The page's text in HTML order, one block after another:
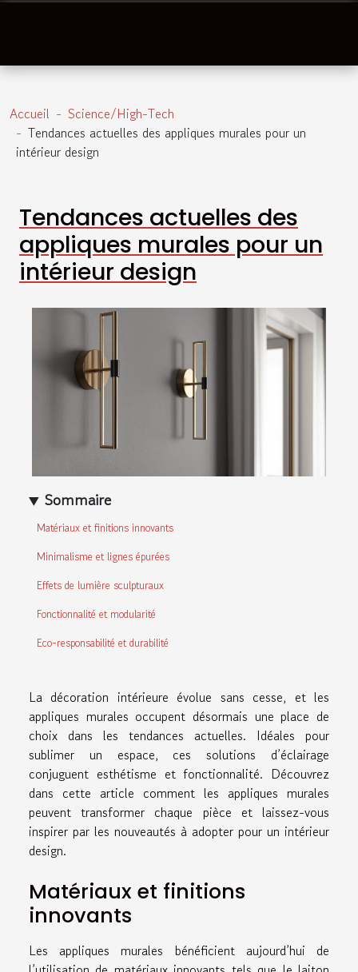
Accueil
Science/High-Tech
Tendances actuelles des appliques murales pour un
intérieur design
Tendances actuelles des
appliques murales pour un
intérieur design
Sommaire
Matériaux et finitions innovants
Minimalisme et lignes épurées
Effets de lumière sculpturaux
Fonctionnalité et modularité
Eco-responsabilité et durabilité
La décoration intérieure évolue sans cesse, et les
appliques murales occupent désormais une place de
choix dans les tendances actuelles. Idéales pour
sublimer un espace, ces solutions d’éclairage
conjuguent esthétisme et fonctionnalité. Découvrez
dans cette article comment les appliques murales
peuvent transformer chaque pièce et laissez-vous
inspirer par les nouveautés à adopter pour un intérieur
design.
Matériaux et finitions
innovants
Les appliques murales bénéficient aujourd’hui de